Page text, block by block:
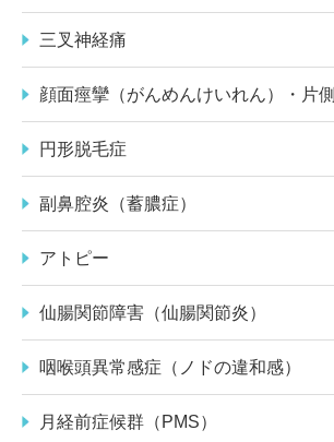
三叉神経痛
顔面痙攣（がんめんけいれん）・片側
円形脱毛症
副鼻腔炎（蓄膿症）
アトピー
仙腸関節障害（仙腸関節炎）
咽喉頭異常感症（ノドの違和感）
月経前症候群（PMS）